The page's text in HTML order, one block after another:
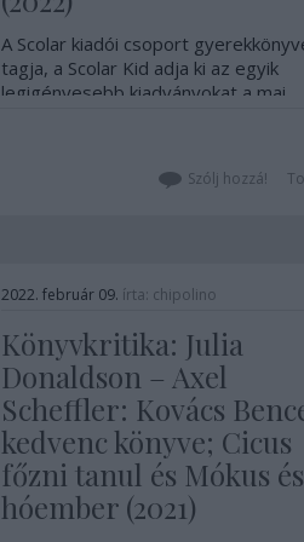
A Scolar kiadói csoport
tagja, a Scolar Kid adja ki az egyik
legigényesebb kiadványokat a mai
forgatjuk, de a kislányom szereti a
Szólj hozzá!
2022. február 09. írta: chipolino
Könyvkritika: Julia
Donaldson – Axel
Scheffler: Kovács
kedvenc könyve; Cicus
főzni tanul és Mókus
hóember (2021)